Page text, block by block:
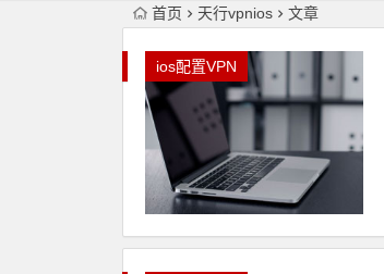
首页 天行vpnios 文章
ios配置VPN